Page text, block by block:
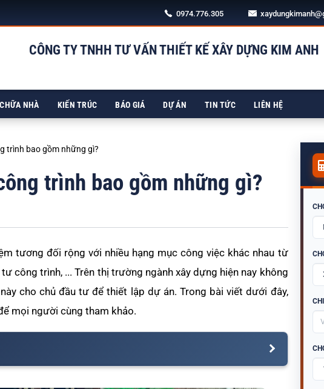
0974.776.305
CÔNG TY TNHH TƯ VẤN THIẾT KẾ XÂY DỰNG KIM ANH
NHÀ KIẾN TRÚC BÁO GIÁ DỰ ÁN TIN TỨC LIÊN HỆ
trình bao gồm những gì?
trình bao gồm những gì?
tương đối rộng với nhiều hạng mục công việc khác nhau từ
công trình, ... Trên thị trường ngành xây dựng hiện nay không
cho chủ đầu tư để thiết lập dự án. Trong bài viết dưới đây,
mọi người cùng tham khảo.